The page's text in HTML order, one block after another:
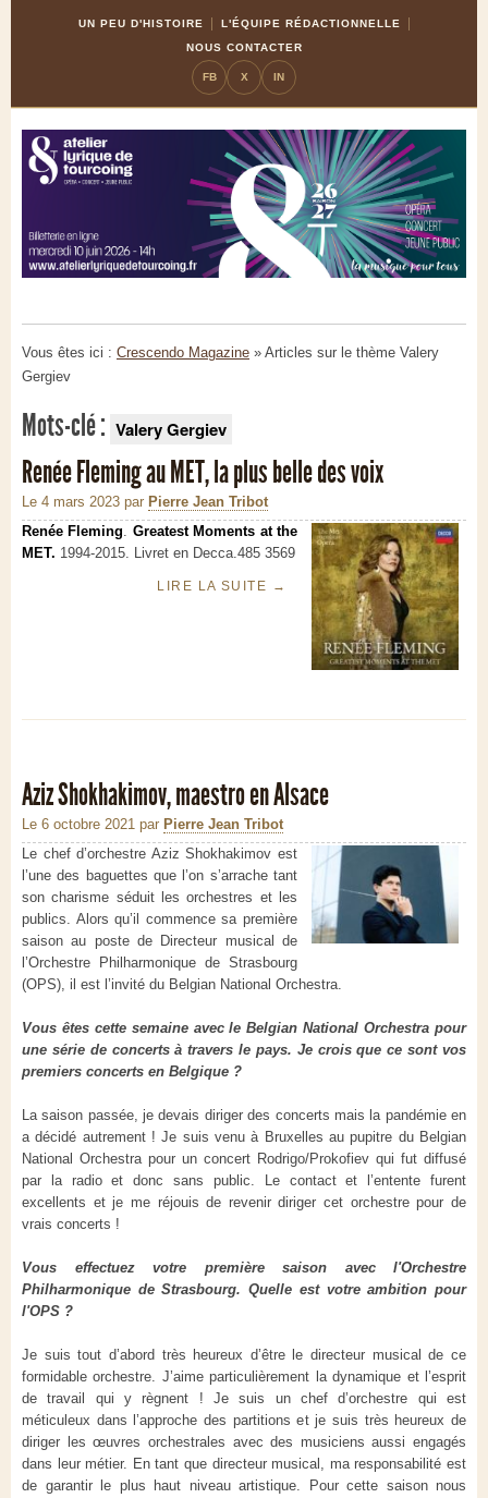
UN PEU D'HISTOIRE
L'ÉQUIPE RÉDACTIONNELLE
NOUS CONTACTER
FB X IN
Vous êtes ici : Crescendo Magazine » Articles sur le thème Valery
Gergiev
Mots-clé : Valery Gergiev
Renée Fleming au MET, la plus belle des voix
Le 4 mars 2023 par Pierre Jean Tribot
Renée Fleming. Greatest Moments at the
MET. 1994-2015. Livret en Decca.485 3569
LIRE LA SUITE →
Aziz Shokhakimov, maestro en Alsace
Le 6 octobre 2021 par Pierre Jean Tribot
Le chef d’orchestre Aziz Shokhakimov est
l’une des baguettes que l’on s’arrache tant
son charisme séduit les orchestres et les
publics. Alors qu’il commence sa première
saison au poste de Directeur musical de
l’Orchestre Philharmonique de Strasbourg
(OPS), il est l’invité du Belgian National Orchestra.
Vous êtes cette semaine avec le Belgian National Orchestra pour
une série de concerts à travers le pays. Je crois que ce sont vos
premiers concerts en Belgique ?
La saison passée, je devais diriger des concerts mais la pandémie en
a décidé autrement ! Je suis venu à Bruxelles au pupitre du Belgian
National Orchestra pour un concert Rodrigo/Prokofiev qui fut diffusé
par la radio et donc sans public. Le contact et l’entente furent
excellents et je me réjouis de revenir diriger cet orchestre pour de
vrais concerts !
Vous effectuez votre première saison avec l'Orchestre
Philharmonique de Strasbourg. Quelle est votre ambition pour
l'OPS ?
Je suis tout d’abord très heureux d’être le directeur musical de ce
formidable orchestre. J’aime particulièrement la dynamique et l’esprit
de travail qui y règnent ! Je suis un chef d’orchestre qui est
méticuleux dans l’approche des partitions et je suis très heureux de
diriger les œuvres orchestrales avec des musiciens aussi engagés
dans leur métier. En tant que directeur musical, ma responsabilité est
de garantir le plus haut niveau artistique. Pour cette saison nous